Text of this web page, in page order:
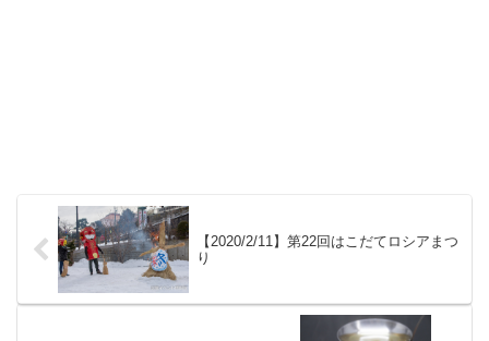
【2020/2/11】第22回はこだてロシアまつ
り